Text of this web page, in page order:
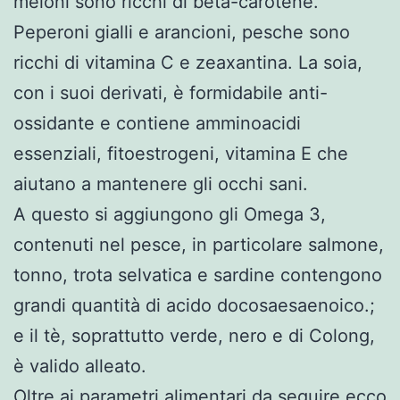
Peperoni gialli e arancioni, pesche sono
ricchi di vitamina C e zeaxantina. La soia,
con i suoi derivati, è formidabile anti-
ossidante e contiene amminoacidi
essenziali, fitoestrogeni, vitamina E che
aiutano a mantenere gli occhi sani.
A questo si aggiungono gli Omega 3,
contenuti nel pesce, in particolare salmone,
tonno, trota selvatica e sardine contengono
grandi quantità di acido docosaesaenoico.;
e il tè, soprattutto verde, nero e di Colong,
è valido alleato.